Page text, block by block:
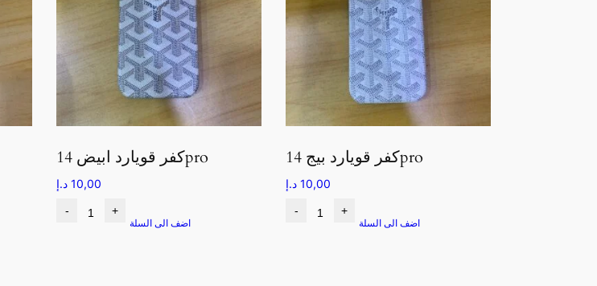
كفر قويارد ابيض 14pro
10,00 د.إ
- +
اضف الى السلة
كفر قويارد بيج 14pro
10,00 د.إ
- +
اضف الى السلة